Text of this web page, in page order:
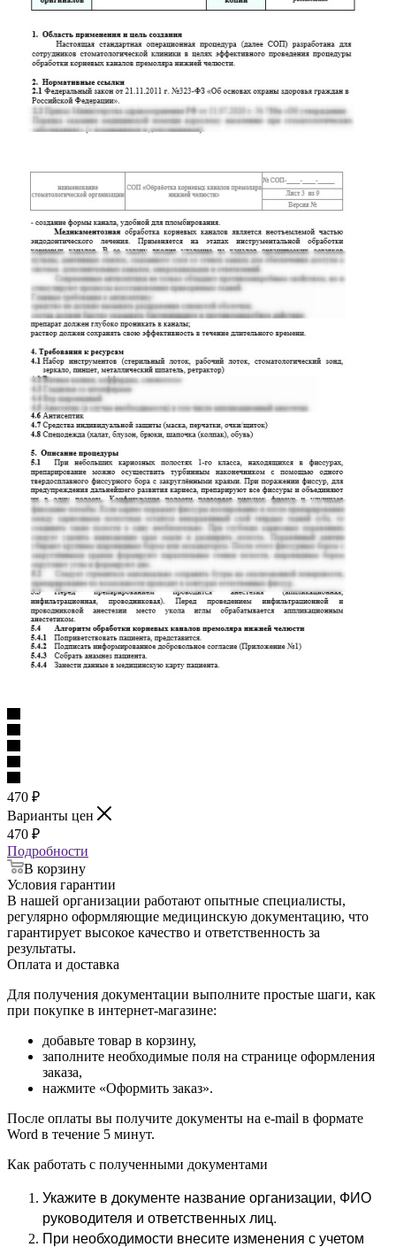
470 ₽
Варианты цен
470 ₽
Подробности
В корзину
Условия гарантии
В нашей организации работают опытные специалисты,
регулярно оформляющие медицинскую документацию, что
гарантирует высокое качество и ответственность за
результаты.
Оплата и доставка
Для получения документации выполните простые шаги, как
при покупке в интернет-магазине:
добавьте товар в корзину,
заполните необходимые поля на странице оформления
заказа,
нажмите «Оформить заказ».
После оплаты вы получите документы на e-mail в формате
Word в течение 5 минут.
Как работать с полученными документами
Укажите в документе название организации, ФИО
руководителя и ответственных лиц.
При необходимости внесите изменения с учетом